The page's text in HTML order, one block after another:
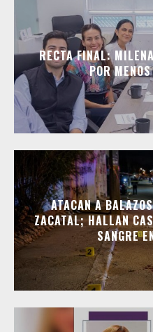
RECTA FINAL:
POR
ATACAN A
ZACATAL; HALLAN
SANGRE